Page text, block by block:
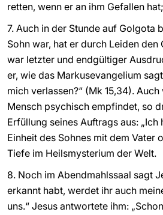
retten, wenn er an ihm Gefallen
7. Auch in der Stunde auf Golgota
Sohn war, hat er durch Leiden
war letzter und endgültiger
er, wie das Markusevangelium
mich verlassen?“ (Mk 15,34).
Mensch psychisch empfindet, so
Erfüllung seines Auftrags aus:
Einheit des Sohnes mit dem
Tiefe im Heilsmysterium der Welt.
8. Noch im Abendmahlssaal sagt
erkannt habt, werdet ihr auch
uns.“ Jesus antwortete ihm: